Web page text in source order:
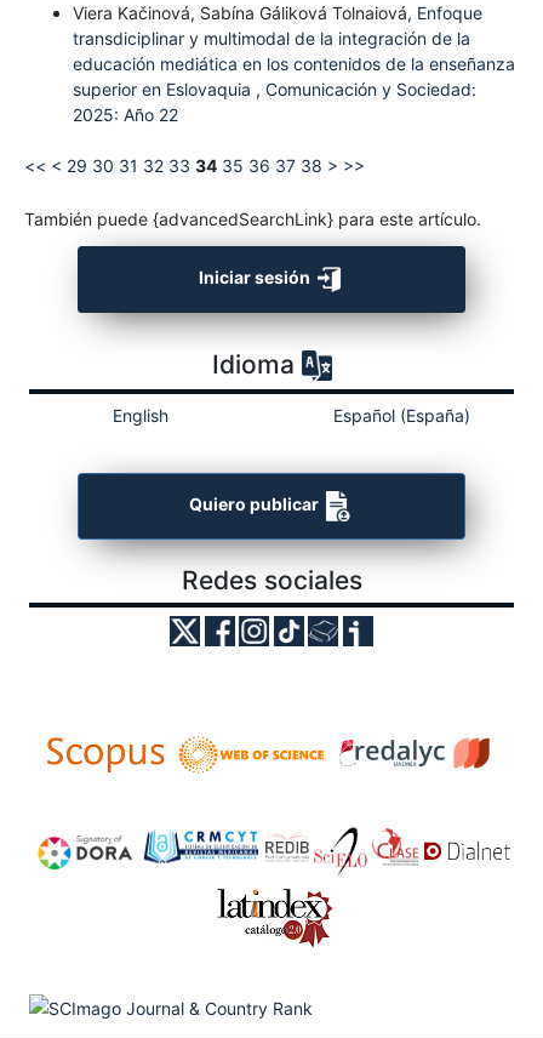
Viera Kačinová, Sabína Gáliková Tolnaiová, Enfoque
transdiciplinar y multimodal de la integración de la
educación mediática en los contenidos de la enseñanza
superior en Eslovaquia , Comunicación y Sociedad:
2025: Año 22
<< < 29 30 31 32 33 34 35 36 37 38 > >>
También puede {advancedSearchLink} para este artículo.
Iniciar sesión
Idioma
English Español (España)
Quiero publicar
Redes sociales